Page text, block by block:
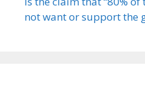
not want or support the